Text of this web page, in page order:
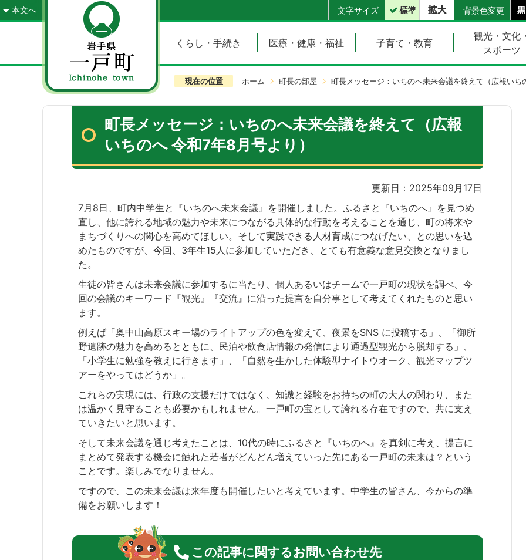
本文へ 文字サイズ 背景色変更
くらし・手続き 医療・健康・福祉 子育て・教育
観光・文化・
スポーツ
現在の位置 ホーム 町長の部屋 町長メッセージ：いちのへ未来会議を終えて（広報いち
町長メッセージ：いちのへ未来会議を終えて（広報
いちのへ 令和7年8月号より）
更新日：2025年09月17日
7月8日、町内中学生と『いちのへ未来会議』を開催しました。ふるさと『いちのへ』を見つめ
直し、他に誇れる地域の魅力や未来につながる具体的な行動を考えることを通じ、町の将来や
まちづくりへの関心を高めてほしい。そして実践できる人材育成につなげたい、との思いを込
めたものですが、今回、3年生15人に参加していただき、とても有意義な意見交換となりまし
た。
生徒の皆さんは未来会議に参加するに当たり、個人あるいはチームで一戸町の現状を調べ、今
回の会議のキーワード『観光』『交流』に沿った提言を自分事として考えてくれたものと思い
ます。
例えば「奥中山高原スキー場のライトアップの色を変えて、夜景をSNS に投稿する」、「御所
野遺跡の魅力を高めるとともに、民泊や飲食店情報の発信により通過型観光から脱却する」、
「小学生に勉強を教えに行きます」、「自然を生かした体験型ナイトウオーク、観光マップツ
アーをやってはどうか」。
これらの実現には、行政の支援だけではなく、知識と経験をお持ちの町の大人の関わり、また
は温かく見守ることも必要かもしれません。一戸町の宝として誇れる存在ですので、共に支え
ていきたいと思います。
そして未来会議を通じ考えたことは、10代の時にふるさと『いちのへ』を真剣に考え、提言に
まとめて発表する機会に触れた若者がどんどん増えていった先にある一戸町の未来は？という
ことです。楽しみでなりません。
ですので、この未来会議は来年度も開催したいと考えています。中学生の皆さん、今からの準
備をお願いします！
この記事に関するお問い合わせ先